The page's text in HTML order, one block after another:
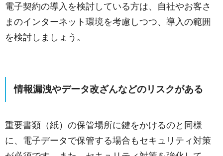
電子契約の導入を検討している方は、自社やお客さ
まのインターネット環境を考慮しつつ、導入の範囲
を検討しましょう。
情報漏洩やデータ改ざんなどのリスクがある
重要書類（紙）の保管場所に鍵をかけるのと同様
に、電子データで保管する場合もセキュリティ対策